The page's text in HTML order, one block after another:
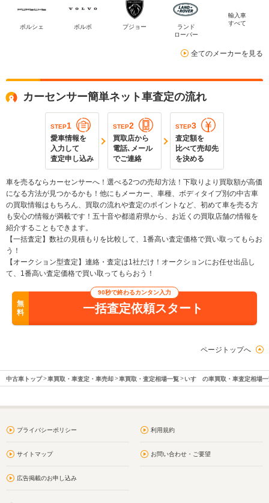
ポルシェ ボルボ プジョー
ランド
ローバー
輸入車
すべて
全てのメーカーを見る
カーセンサー簡単ネット車査定の流れ
STEP1
愛車情報を
入力して
査定申し込み
STEP2
買取店から
電話､メール
でご連絡
STEP3
査定額を
比べて売却先
を決める
車を売るならカーセンサーへ！選べる2つの売却方法！下取りより買取額が高価
になる方法が見つかるかも！他にもメーカー、車種、ボディタイプ別の中古車
の買取情報はもちろん、買取の流れや査定のポイントなど、初めて車を売る方
も安心の情報が満載です！五十音や都道府県から、お近くの買取店舗の情報を
紹介することもできます。
【一括査定】数社の見積もりを比較して、1番高い査定価格で買い取ってもらお
う！
【オークション型査定】連絡・査定は1社だけ！オークションにお任せ出品し
て、1番高い査定価格で買い取ってもらおう！
無
料
90秒で終わるカンタン入力
一括査定依頼スタート
ページトップへ
中古車トップ 車買取・車査定・車売却 車買取・査定相場一覧 いすゞの車買取・車査定相場
プライバシーポリシー 利用規約
サイトマップ お問い合わせ・ご要望
広告掲載のお申し込み